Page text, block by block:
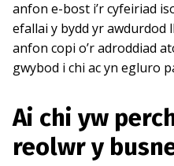
anfon e-bost i’r cyfeiriad
efallai y bydd yr awdurdod
anfon copi o’r adroddiad
gwybod i chi ac yn egluro
Ai chi yw
reolwr y